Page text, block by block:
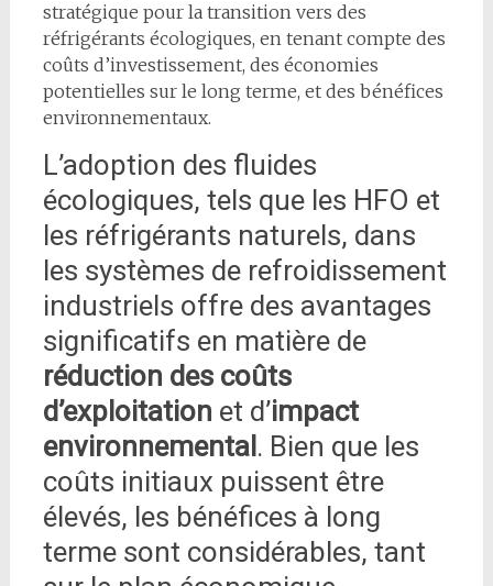
stratégique pour la transition vers des
réfrigérants écologiques, en tenant compte des
coûts d’investissement, des économies
potentielles sur le long terme, et des bénéfices
environnementaux.
L’adoption des fluides
écologiques, tels que les HFO et
les réfrigérants naturels, dans
les systèmes de refroidissement
industriels offre des avantages
significatifs en matière de
réduction des coûts
d’exploitation et d’impact
environnemental . Bien que les
coûts initiaux puissent être
élevés, les bénéfices à long
terme sont considérables, tant